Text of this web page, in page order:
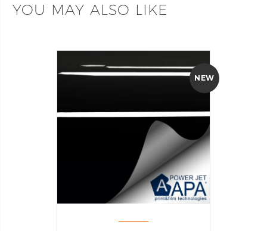
YOU MAY ALSO LIKE
NEW